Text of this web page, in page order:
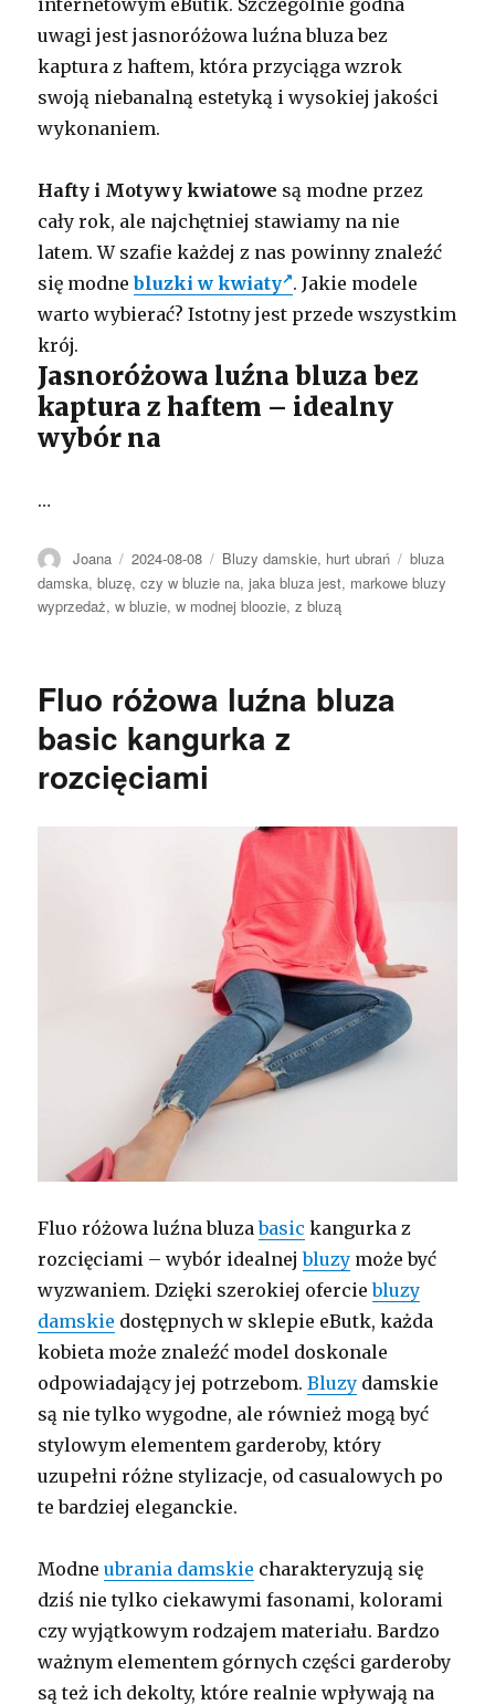
uwagi jest jasnoróżowa luźna bluza bez
kaptura z haftem, która przyciąga wzrok
swoją niebanalną estetyką i wysokiej jakości
wykonaniem.
Hafty i Motywy kwiatowe są modne przez
cały rok, ale najchętniej stawiamy na nie
latem. W szafie każdej z nas powinny znaleźć
się modne bluzki w kwiaty . Jakie modele
warto wybierać? Istotny jest przede wszystkim
krój.
Jasnoróżowa luźna bluza bez
kaptura z haftem – idealny
wybór na
…
Autor
Joana Opublikowano
2024-08-08 Kategorie
Bluzy damskie, hurt ubrań Tagi
bluza
damska,bluzę,czy w bluzie na,jaka bluza jest, markowe bluzy
wyprzedaż,w bluzie,w modnej bloozie,z bluzą
Fluo różowa luźna bluza
basic kangurka z
rozcięciami
Fluo różowa luźna bluzabasic kangurka z
rozcięciami – wybór idealnejbluzy może być
wyzwaniem. Dzięki szerokiej oferciebluzy
damskie dostępnych w sklepie eButk, każda
kobieta może znaleźć model doskonale
odpowiadający jej potrzebom.Bluzy damskie
są nie tylko wygodne, ale również mogą być
stylowym elementem garderoby, który
uzupełni różne stylizacje, od casualowych po
te bardziej eleganckie.
Modneubrania damskie charakteryzują się
dziś nie tylko ciekawymi fasonami, kolorami
czy wyjątkowym rodzajem materiału. Bardzo
ważnym elementem górnych części garderoby
są też ich dekolty, które realnie wpływają na